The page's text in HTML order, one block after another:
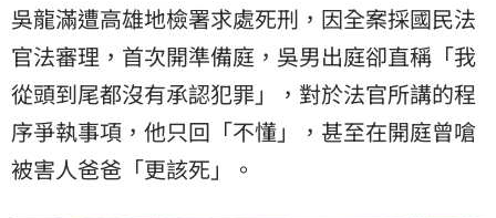
吳龍滿遭高雄地檢署求處死刑，因全案採國民法
官法審理，首次開準備庭，吳男出庭卻直稱「我
從頭到尾都沒有承認犯罪」，對於法官所講的程
序爭執事項，他只回「不懂」，甚至在開庭曾嗆
被害人爸爸「更該死」。